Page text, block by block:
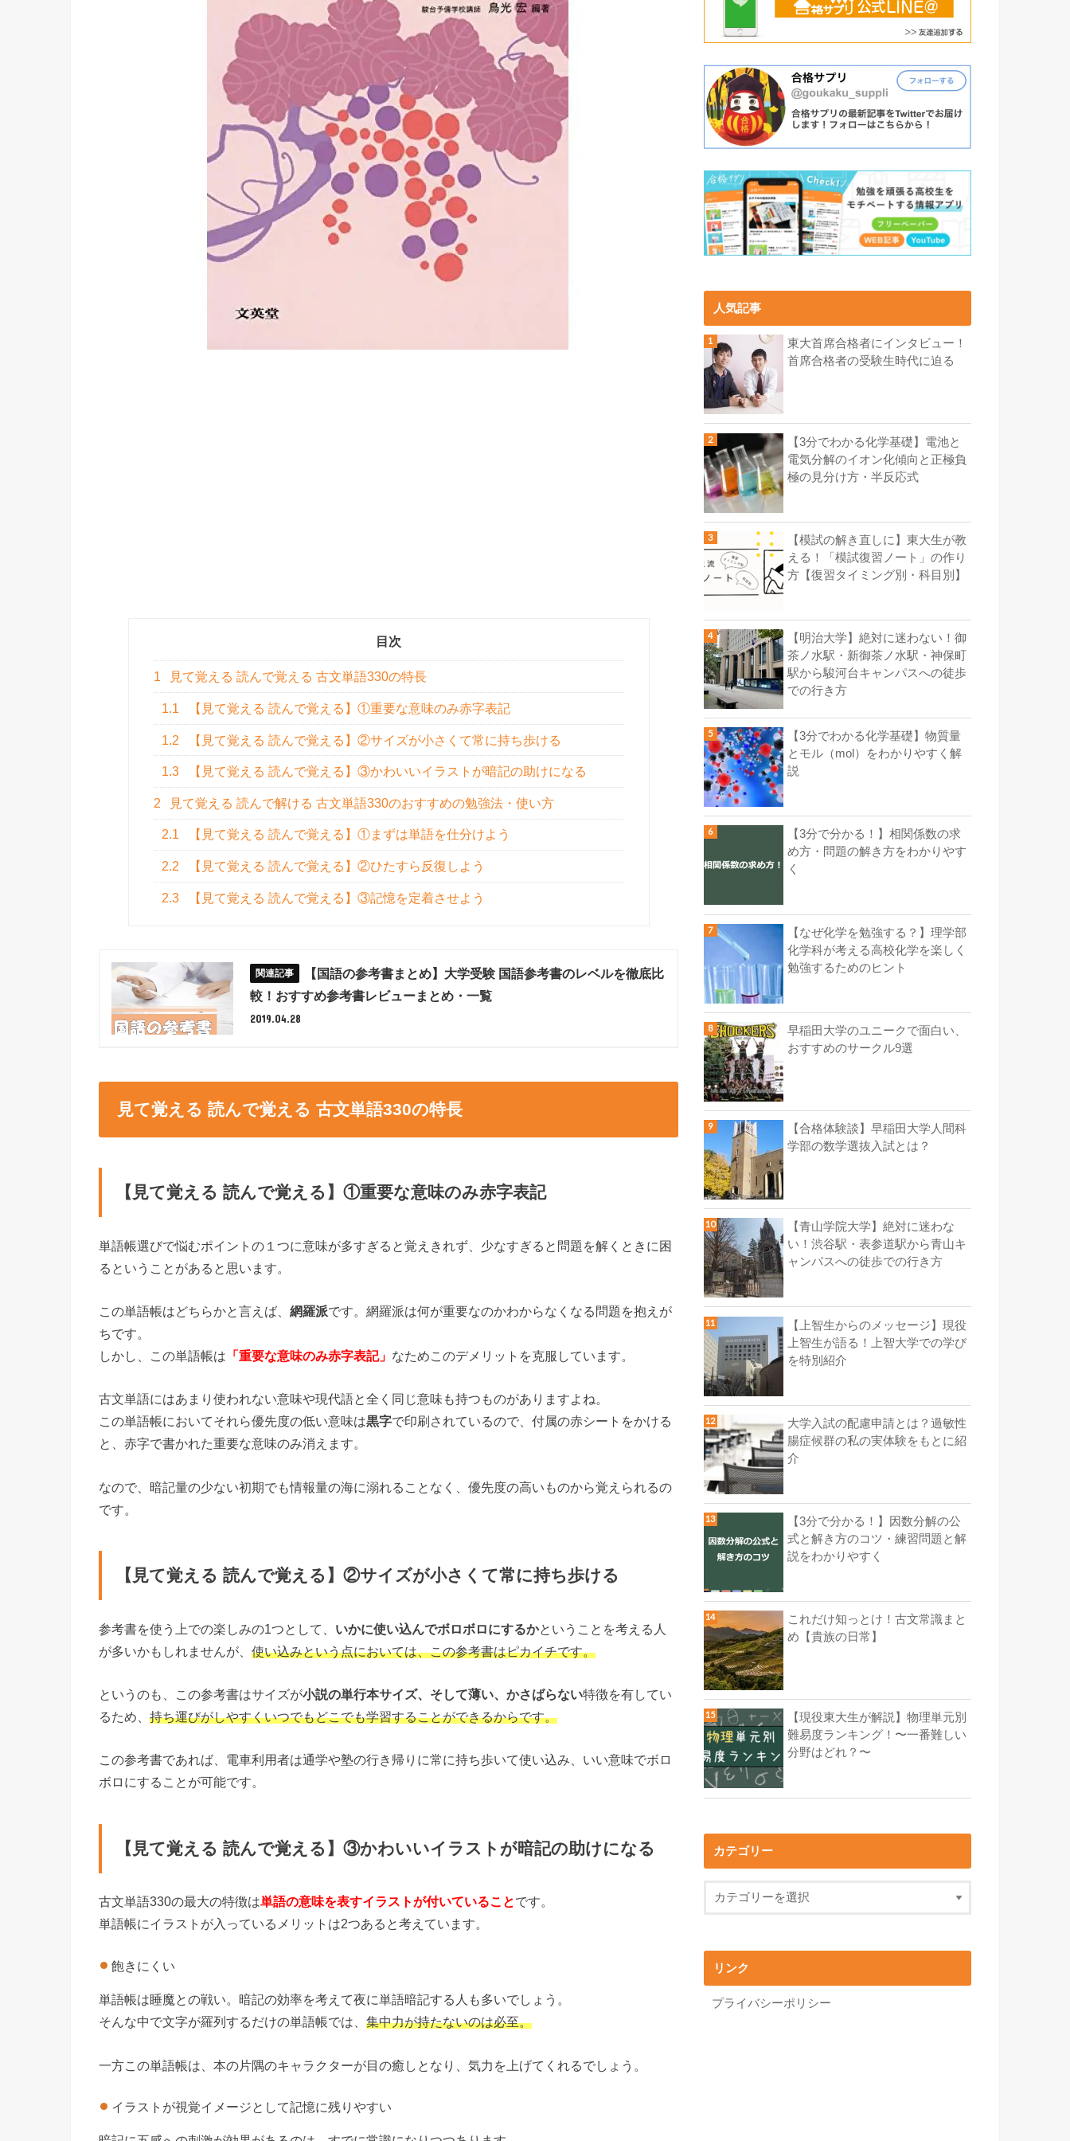
目次
1 見て覚える 読んで覚える 古文単語330の特長
1.1 【見て覚える 読んで覚える】①重要な意味のみ赤字表記
1.2 【見て覚える 読んで覚える】②サイズが小さくて常に持ち歩ける
1.3 【見て覚える 読んで覚える】③かわいいイラストが暗記の助けになる
2 見て覚える 読んで解ける 古文単語330のおすすめの勉強法・使い方
2.1 【見て覚える 読んで覚える】①まずは単語を仕分けよう
2.2 【見て覚える 読んで覚える】②ひたすら反復しよう
2.3 【見て覚える 読んで覚える】③記憶を定着させよう
【国語の参考書まとめ】大学受験 国語参考書のレベルを徹底比
較！おすすめ参考書レビューまとめ・一覧
2019.04.28
見て覚える 読んで覚える 古文単語330の特長
【見て覚える 読んで覚える】①重要な意味のみ赤字表記
単語帳選びで悩むポイントの１つに意味が多すぎると覚えきれず、少なすぎると問題を解くときに困
るということがあると思います。
この単語帳はどちらかと言えば、 網羅派です。網羅派は何が重要なのかわからなくなる問題を抱えが
ちです。
しかし、この単語帳は 「重要な意味のみ赤字表記」 なためこのデメリットを克服しています。
古文単語にはあまり使われない意味や現代語と全く同じ意味も持つものがありますよね。
この単語帳においてそれら優先度の低い意味は黒字で印刷されているので、付属の赤シートをかける
と、赤字で書かれた重要な意味のみ消えます。
なので、暗記量の少ない初期でも情報量の海に溺れることなく、優先度の高いものから覚えられるの
です。
【見て覚える 読んで覚える】②サイズが小さくて常に持ち歩ける
参考書を使う上での楽しみの1つとして、 いかに使い込んでボロボロにするかということを考える人
が多いかもしれませんが、 使い込みという点においては、この参考書はピカイチです。
というのも、この参考書はサイズが小説の単行本サイズ、そして薄い、かさばらない特徴を有してい
るため、 持ち運びがしやすくいつでもどこでも学習することができるからです。
この参考書であれば、電車利用者は通学や塾の行き帰りに常に持ち歩いて使い込み、いい意味でボロ
ボロにすることが可能です。
【見て覚える 読んで覚える】③かわいいイラストが暗記の助けになる
古文単語330の最大の特徴は単語の意味を表すイラストが付いていることです。
単語帳にイラストが入っているメリットは2つあると考えています。
飽きにくい
単語帳は睡魔との戦い。暗記の効率を考えて夜に単語暗記する人も多いでしょう。
そんな中で文字が羅列するだけの単語帳では、 集中力が持たないのは必至。
一方この単語帳は、本の片隅のキャラクターが目の癒しとなり、気力を上げてくれるでしょう。
イラストが視覚イメージとして記憶に残りやすい
人気記事
東大首席合格者にインタビュー！
首席合格者の受験生時代に迫る
【3分でわかる化学基礎】電池と
電気分解のイオン化傾向と正極負
極の見分け方・半反応式
【模試の解き直しに】東大生が教
える！「模試復習ノート」の作り
方【復習タイミング別・科目別】
【明治大学】絶対に迷わない！御
茶ノ水駅・新御茶ノ水駅・神保町
駅から駿河台キャンパスへの徒歩
での行き方
【3分でわかる化学基礎】物質量
とモル（mol）をわかりやすく解
説
【3分で分かる！】相関係数の求
め方・問題の解き方をわかりやす
く
【なぜ化学を勉強する？】理学部
化学科が考える高校化学を楽しく
勉強するためのヒント
早稲田大学のユニークで面白い、
おすすめのサークル9選
【合格体験談】早稲田大学人間科
学部の数学選抜入試とは？
【青山学院大学】絶対に迷わな
い！渋谷駅・表参道駅から青山キ
ャンパスへの徒歩での行き方
【上智生からのメッセージ】現役
上智生が語る！上智大学での学び
を特別紹介
大学入試の配慮申請とは？過敏性
腸症候群の私の実体験をもとに紹
介
【3分で分かる！】因数分解の公
式と解き方のコツ・練習問題と解
説をわかりやすく
これだけ知っとけ！古文常識まと
め【貴族の日常】
【現役東大生が解説】物理単元別
難易度ランキング！〜一番難しい
分野はどれ？〜
カテゴリー
リンク
プライバシーポリシー